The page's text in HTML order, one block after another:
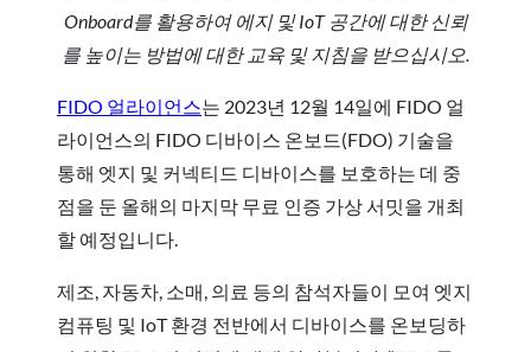
Onboard를 활용하여 에지 및 IoT 공간에 대한 신뢰
를 높이는 방법에 대한 교육 및 지침을 받으십시오.
FIDO 얼라이언스는 2023년 12월 14일에 FIDO 얼
라이언스의 FIDO 디바이스 온보드(FDO) 기술을
통해 엣지 및 커넥티드 디바이스를 보호하는 데 중
점을 둔 올해의 마지막 무료 인증 가상 서밋을 개최
할 예정입니다.
제조, 자동차, 소매, 의료 등의 참석자들이 모여 엣지
컴퓨팅 및 IoT 환경 전반에서 디바이스를 온보딩하